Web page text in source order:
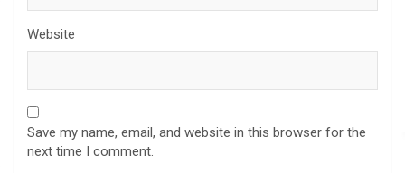
Website
Save my name, email, and website in this browser for the
next time I comment.